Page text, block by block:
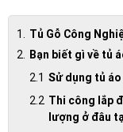
Tủ Gỗ Công
Bạn biết gì về tủ
Sử dụng tủ
Thi công lắp
lượng ở đâu